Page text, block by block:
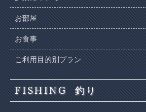
お部屋
お食事
ご利用目的別プラン
FISHING 釣り